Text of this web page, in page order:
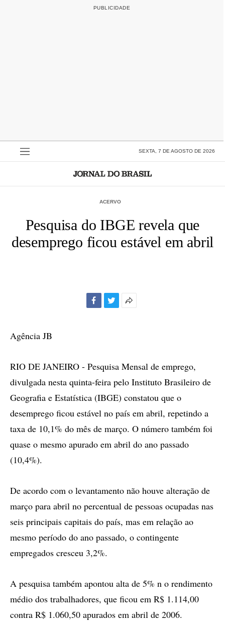
SEXTA, 7 DE AGOSTO DE 2026
ACERVO
Pesquisa do IBGE revela que
desemprego ficou estável em abril
Agência JB
RIO DE JANEIRO - Pesquisa Mensal de emprego,
divulgada nesta quinta-feira pelo Instituto Brasileiro de
Geografia e Estatística (IBGE) constatou que o
desemprego ficou estável no país em abril, repetindo a
taxa de 10,1% do mês de março. O número também foi
quase o mesmo apurado em abril do ano passado
(10,4%).
De acordo com o levantamento não houve alteração de
março para abril no percentual de pessoas ocupadas nas
seis principais capitais do país, mas em relação ao
mesmo período do ano passado, o contingente
empregados cresceu 3,2%.
A pesquisa também apontou alta de 5% n o rendimento
médio dos trabalhadores, que ficou em R$ 1.114,00
contra R$ 1.060,50 apurados em abril de 2006.